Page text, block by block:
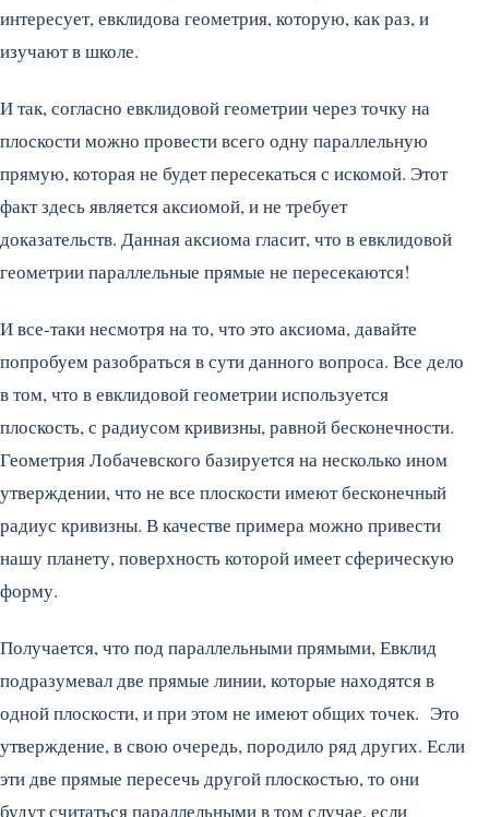
интересует, евклидова геометрия, которую, как раз, и
изучают в школе.
И так, согласно евклидовой геометрии через точку на
плоскости можно провести всего одну параллельную
прямую, которая не будет пересекаться с искомой. Этот
факт здесь является аксиомой, и не требует
доказательств. Данная аксиома гласит, что в евклидовой
геометрии параллельные прямые не пересекаются!
И все-таки несмотря на то, что это аксиома, давайте
попробуем разобраться в сути данного вопроса. Все дело
в том, что в евклидовой геометрии используется
плоскость, с радиусом кривизны, равной бесконечности.
Геометрия Лобачевского базируется на несколько ином
утверждении, что не все плоскости имеют бесконечный
радиус кривизны. В качестве примера можно привести
нашу планету, поверхность которой имеет сферическую
форму.
Получается, что под параллельными прямыми, Евклид
подразумевал две прямые линии, которые находятся в
одной плоскости, и при этом не имеют общих точек. Это
утверждение, в свою очередь, породило ряд других. Если
эти две прямые пересечь другой плоскостью, то они
будут считаться параллельными в том случае, если